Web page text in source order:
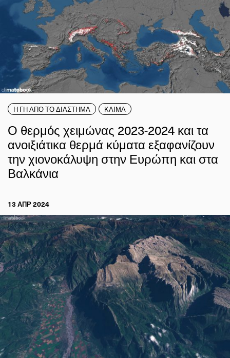
Η ΓΗ ΑΠΟ ΤΟ ΔΙΑΣΤΗΜΑ ΚΛΙΜΑ
Ο θερμός χειμώνας 2023-2024 και τα
ανοιξιάτικα θερμά κύματα εξαφανίζουν
την χιονοκάλυψη στην Ευρώπη και στα
Βαλκάνια
13 ΑΠΡ 2024